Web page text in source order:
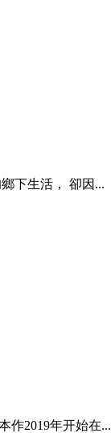
下生活， 卻因...
作2019年开始在...